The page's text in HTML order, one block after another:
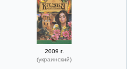
2009 г.
(украинский)